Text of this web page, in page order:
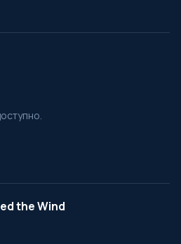
the Wind